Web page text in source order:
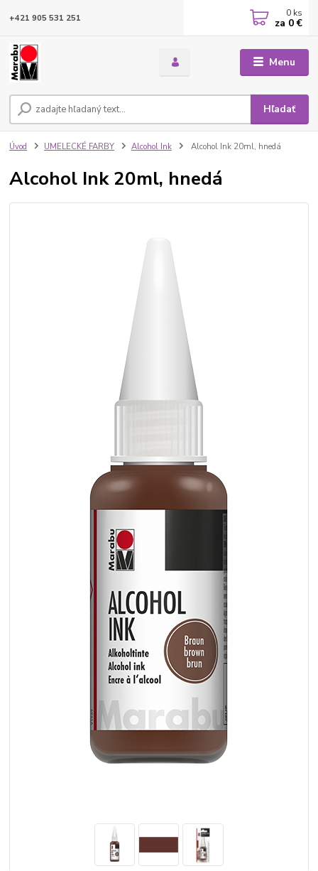
Menu
Hľadať
+421 905 531 251 0 ks
za 0 €
Úvod UMELECKÉ FARBY Alcohol Ink Alcohol Ink 20ml, hnedá
Alcohol Ink 20ml, hnedá